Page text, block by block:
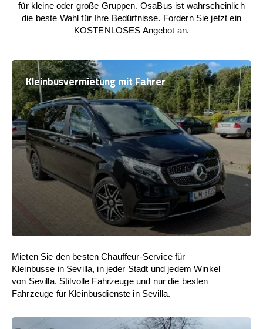
für kleine oder große Gruppen. OsaBus ist wahrscheinlich
die beste Wahl für Ihre Bedürfnisse. Fordern Sie jetzt ein
KOSTENLOSES Angebot an.
Kleinbusvermietung mit Fahrer
Mieten Sie den besten Chauffeur-Service für
Kleinbusse in Sevilla, in jeder Stadt und jedem Winkel
von Sevilla. Stilvolle Fahrzeuge und nur die besten
Fahrzeuge für Kleinbusdienste in Sevilla.